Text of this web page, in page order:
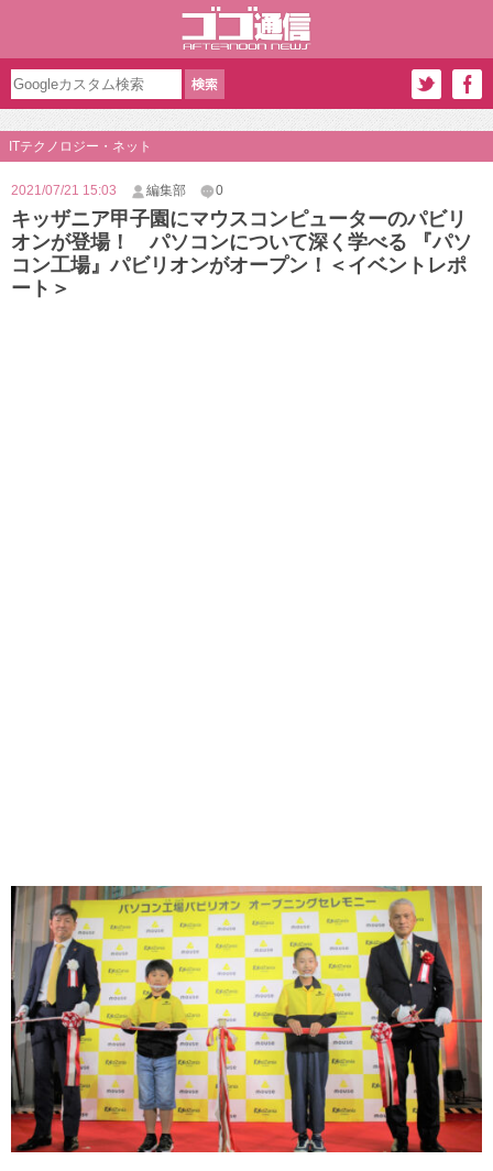
ITテクノロジー・ネット
2021/07/21 15:03 編集部 0
キッザニア甲子園にマウスコンピューターのパビリ
オンが登場！ パソコンについて深く学べる 『パソ
コン工場』パビリオンがオープン！＜イベントレポ
ート＞